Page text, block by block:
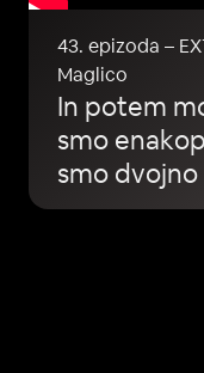
43. epizoda –
Maglico
In potem
smo
smo